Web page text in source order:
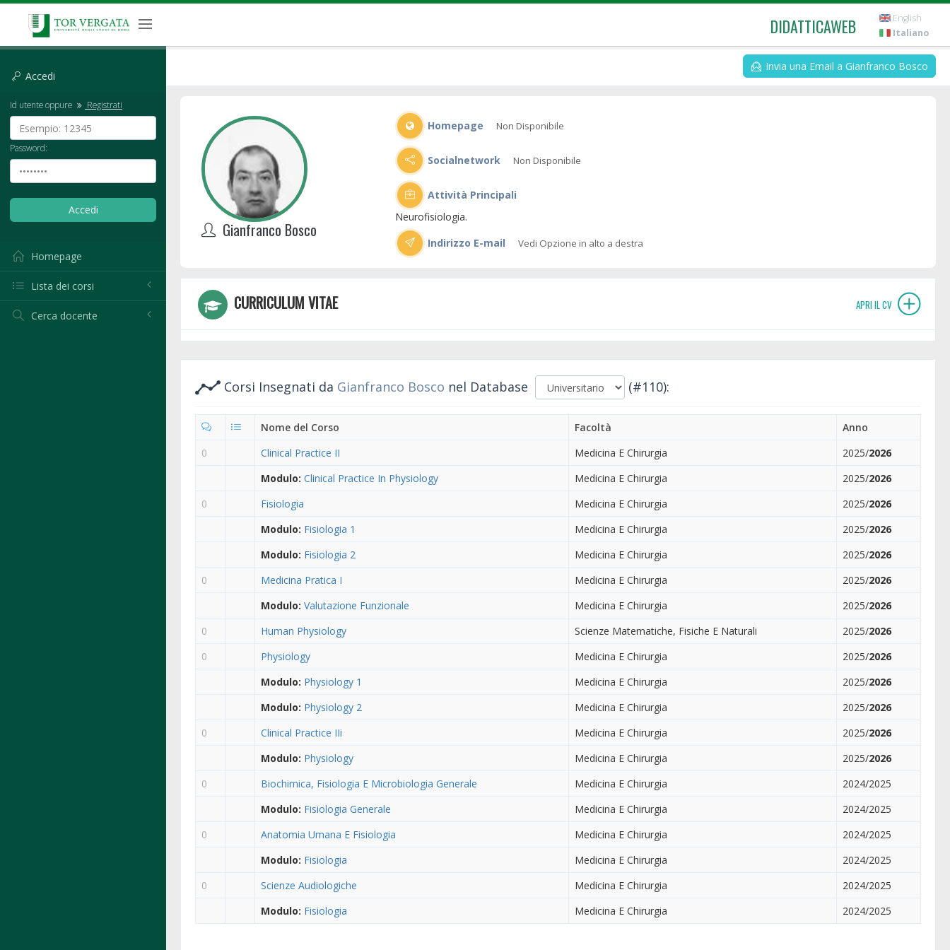
DIDATTICAWEB
English
Italiano
Accedi
Id utente oppure Registrati
Password:
Homepage
Lista dei corsi
Cerca docente
Invia una Email a Gianfranco Bosco
Gianfranco Bosco
Homepage Non Disponibile
Socialnetwork Non Disponibile
Attività Principali
Neurofisiologia.
Indirizzo E-mail
Vedi Opzione in alto a destra
CURRICULUM VITAE APRI IL CV
Corsi Insegnati da Gianfranco Bosco nel Database (#110):
Nome del Corso Facoltà
Anno
0
Clinical Practice II Medicina E Chirurgia 2025/2026
Modulo: Clinical Practice In Physiology Medicina E Chirurgia 2025/2026
0
Fisiologia Medicina E Chirurgia 2025/2026
Modulo: Fisiologia 1 Medicina E Chirurgia 2025/2026
Modulo: Fisiologia 2 Medicina E Chirurgia 2025/2026
0
Medicina Pratica I Medicina E Chirurgia 2025/2026
Modulo: Valutazione Funzionale Medicina E Chirurgia 2025/2026
0
Human Physiology Scienze Matematiche, Fisiche E Naturali 2025/2026
0
Physiology Medicina E Chirurgia 2025/2026
Modulo: Physiology 1 Medicina E Chirurgia 2025/2026
Modulo: Physiology 2 Medicina E Chirurgia 2025/2026
0
Clinical Practice IIi Medicina E Chirurgia 2025/2026
Modulo: Physiology Medicina E Chirurgia 2025/2026
0
Biochimica, Fisiologia E Microbiologia Generale Medicina E Chirurgia
2024/2025
Modulo: Fisiologia Generale Medicina E Chirurgia
2024/2025
0
Anatomia Umana E Fisiologia Medicina E Chirurgia
2024/2025
Modulo: Fisiologia Medicina E Chirurgia
2024/2025
0
Scienze Audiologiche Medicina E Chirurgia
2024/2025
Modulo: Fisiologia Medicina E Chirurgia 2024/2025